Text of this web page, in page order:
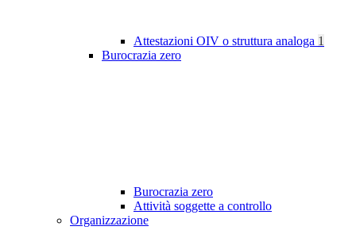
Attestazioni OIV o struttura analoga 1
Burocrazia zero
Burocrazia zero
Attività soggette a controllo
Organizzazione